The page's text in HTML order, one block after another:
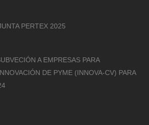
PERTEX 2025
A EMPRESAS PARA
DE PYME (INNOVA-CV) PARA